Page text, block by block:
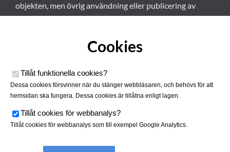
objekten, men övrig användning eller publicering av
Cookies
Tillåt funktionella cookies?
Dessa cookies försvinner när du stänger webbläsaren, och behövs för att
hemsidan ska fungera. Dessa cookies är tillåtna enligt lagen.
Tillåt cookies för webbanalys?
Tillåt cookies för webbanalys som till exempel Google Analytics.